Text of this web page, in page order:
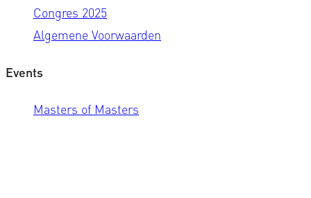
Congres 2025
Algemene Voorwaarden
Events
Masters of Masters